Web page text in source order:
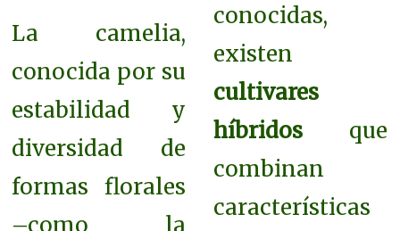
La camelia,
conocida por su
estabilidad y
diversidad de
formas florales
–como la
conocidas,
existen
cultivares
híbridosque
combinan
características